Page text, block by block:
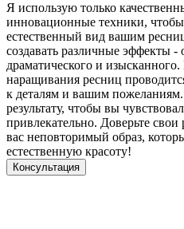
Я использую только
инновационные техники, чтобы
естественный вид вашим
создавать различные эффекты -
драматического и
наращивания ресниц
к деталям и вашим
результату, чтобы вы
привлекательно. Доверьте
вас неповторимый образ,
естественную красоту!
Консультация